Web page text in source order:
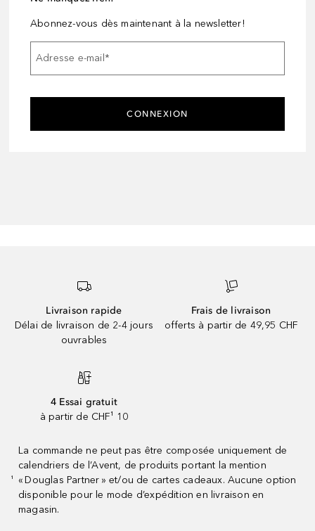
Abonnez-vous dès maintenant à la newsletter!
Adresse e-mail*
CONNEXION
Livraison rapide
Délai de livraison de 2-4 jours
ouvrables
Frais de livraison
offerts à partir de 49,95 CHF
4 Essai gratuit
à partir de CHF¹ 10
¹
La commande ne peut pas être composée uniquement de
calendriers de l’Avent, de produits portant la mention
« Douglas Partner » et/ou de cartes cadeaux. Aucune option
disponible pour le mode d’expédition en livraison en
magasin.